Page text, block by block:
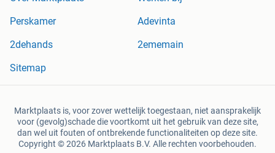
Perskamer
Adevinta
2dehands
2ememain
Sitemap
Marktplaats is, voor zover wettelijk toegestaan, niet aansprakelijk
voor (gevolg)schade die voortkomt uit het gebruik van deze site,
dan wel uit fouten of ontbrekende functionaliteiten op deze site.
Copyright © 2026 Marktplaats B.V. Alle rechten voorbehouden.